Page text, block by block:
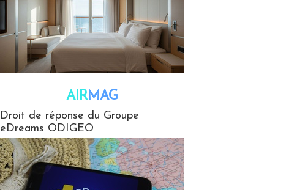
AIRMAG
Droit de réponse du Groupe
eDreams ODIGEO